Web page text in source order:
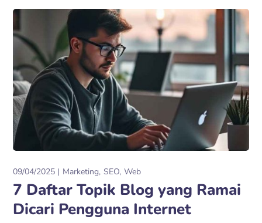
09/04/2025 Marketing SEO Web
7 Daftar Topik Blog yang Ramai
Dicari Pengguna Internet